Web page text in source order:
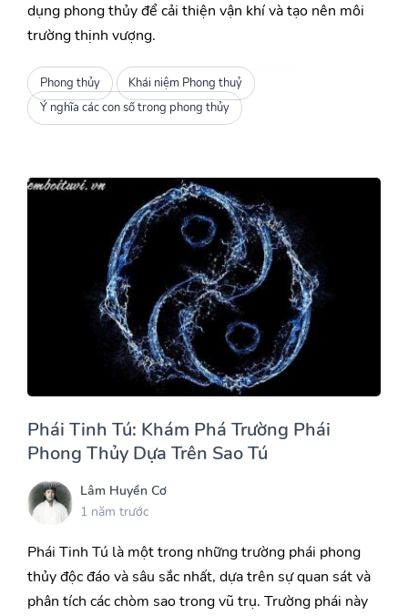
dụng phong thủy để cải thiện vận khí và tạo nên môi
trường thịnh vượng.
Phong thủy
Khái niệm Phong thuỷ
Ý nghĩa các con số trong phong thủy
Phái Tinh Tú: Khám Phá Trường Phái
Phong Thủy Dựa Trên Sao Tú
Lâm Huyền Cơ
1 năm trước
Phái Tinh Tú là một trong những trường phái phong
thủy độc đáo và sâu sắc nhất, dựa trên sự quan sát và
phân tích các chòm sao trong vũ trụ. Trường phái này